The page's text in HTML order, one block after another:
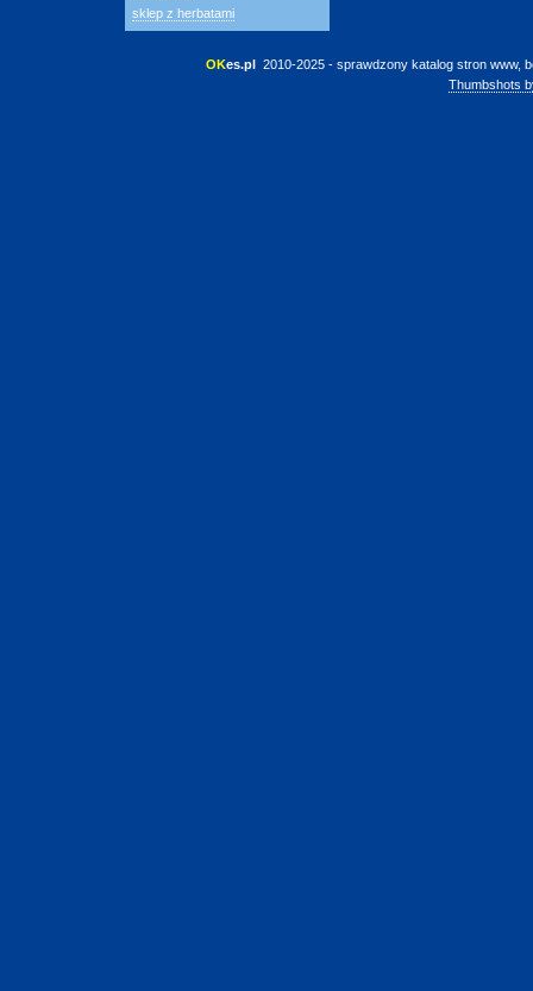
sklep z herbatami
OKes.pl 2010-2025 - sprawdzony katalog stron www,
Thumbshots